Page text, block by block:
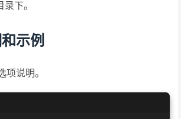
下。
示例
项说明。